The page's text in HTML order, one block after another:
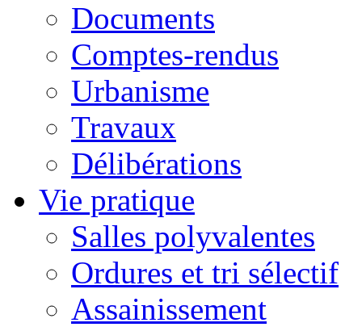
Documents
Comptes-rendus
Urbanisme
Travaux
Délibérations
Vie pratique
Salles polyvalentes
Ordures et tri sélectif
Assainissement